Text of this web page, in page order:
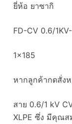
ยี่ห้อ ยาซากิ
FD-CV 0.6/
1×185
หากลูกค้ากดสั่ง
สาย 0.6/1 kV
XLPE ซึ่ง มีคุณส